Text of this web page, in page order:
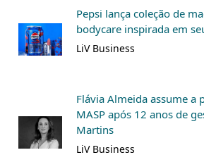
Pepsi lança coleção de
bodycare inspirada em
LiV Business
Flávia Almeida assume a
MASP após 12 anos de
Martins
LiV Business